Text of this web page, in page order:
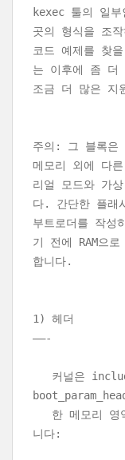
kexec 툴의 일
곳의 형식을 조작
코드 예제를 찾
는 이후에 좀 더
조금 더 많은 지
주의: 그 블록은
메모리 외에 다
리얼 모드와 가
다. 간단한 플래
부트로더를 작성
기 전에 RAM으
합니다.
1) 헤더
——-
커널은
한 메모리 영
니다: